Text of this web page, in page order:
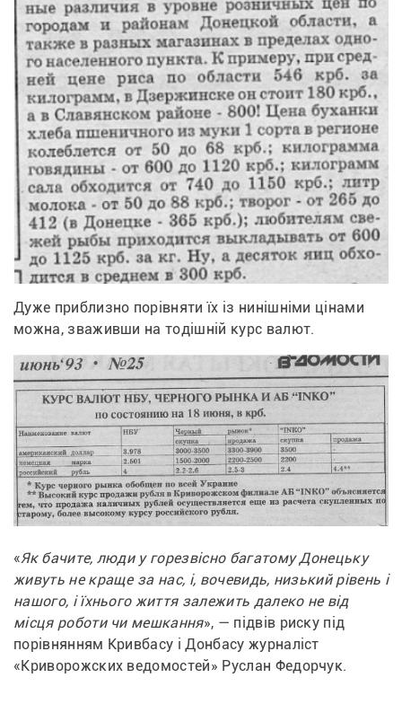
Дуже приблизно порівняти їх із нинішніми цінами
можна, зваживши на тодішній курс валют.
«Як бачите, люди у горезвісно багатому Донецьку
живуть не краще за нас, і, вочевидь, низький рівень і
нашого, і їхнього життя залежить далеко не від
місця роботи чи мешкання», — підвів риску під
порівнянням Кривбасу і Донбасу журналіст
«Криворожских ведомостей» Руслан Федорчук.